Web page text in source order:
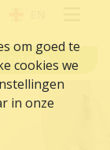
om goed te
cookies we
in onze